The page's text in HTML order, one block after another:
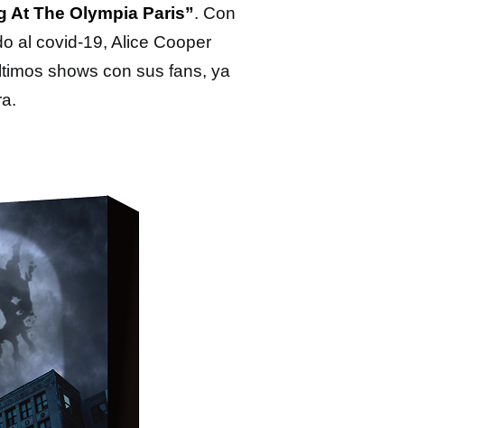
At The Olympia Paris”. Con
al covid-19, Alice Cooper
shows con sus fans, ya